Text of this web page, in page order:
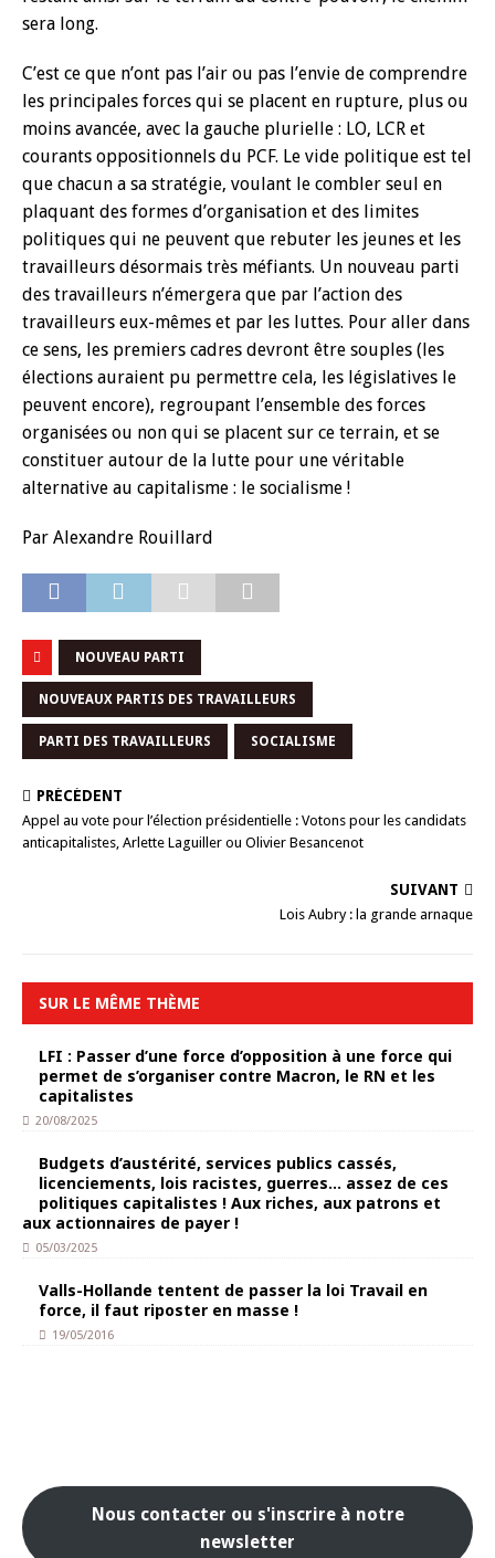
sera long.
C’est ce que n’ont pas l’air ou pas l’envie de comprendre
les principales forces qui se placent en rupture, plus ou
moins avancée, avec la gauche plurielle : LO, LCR et
courants oppositionnels du PCF. Le vide politique est tel
que chacun a sa stratégie, voulant le combler seul en
plaquant des formes d’organisation et des limites
politiques qui ne peuvent que rebuter les jeunes et les
travailleurs désormais très méfiants. Un nouveau parti
des travailleurs n’émergera que par l’action des
travailleurs eux-mêmes et par les luttes. Pour aller dans
ce sens, les premiers cadres devront être souples (les
élections auraient pu permettre cela, les législatives le
peuvent encore), regroupant l’ensemble des forces
organisées ou non qui se placent sur ce terrain, et se
constituer autour de la lutte pour une véritable
alternative au capitalisme : le socialisme !
Par Alexandre Rouillard
NOUVEAU PARTI
NOUVEAUX PARTIS DES TRAVAILLEURS
PARTI DES TRAVAILLEURS SOCIALISME
PRÉCÉDENT
Appel au vote pour l’élection présidentielle : Votons pour les candidats
anticapitalistes, Arlette Laguiller ou Olivier Besancenot
SUIVANT
Lois Aubry : la grande arnaque
SUR LE MÊME THÈME
LFI : Passer d’une force d’opposition à une force qui
permet de s’organiser contre Macron, le RN et les
capitalistes
20/08/2025
Budgets d’austérité, services publics cassés,
licenciements, lois racistes, guerres… assez de ces
politiques capitalistes ! Aux riches, aux patrons et
aux actionnaires de payer !
05/03/2025
Valls-Hollande tentent de passer la loi Travail en
force, il faut riposter en masse !
19/05/2016
Nous contacter ou s'inscrire à notre
newsletter